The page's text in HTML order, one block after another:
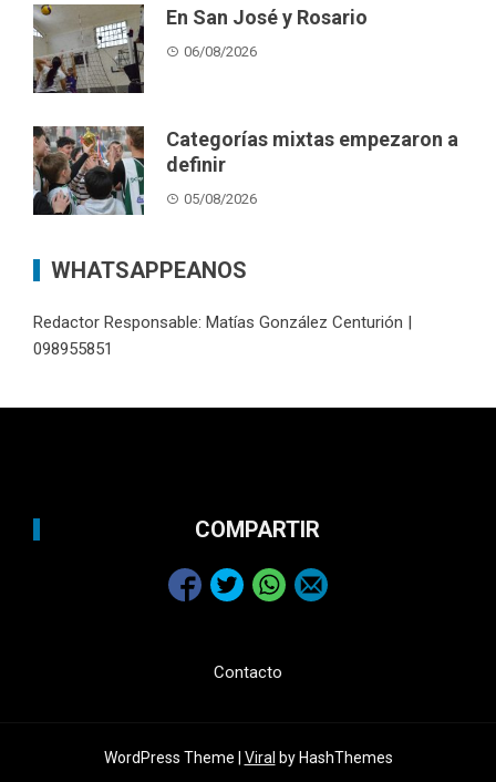
En San José y Rosario
06/08/2026
Categorías mixtas empezaron a
definir
05/08/2026
WHATSAPPEANOS
Redactor Responsable: Matías González Centurión |
098955851
COMPARTIR
Contacto
WordPress Theme | Viral by HashThemes